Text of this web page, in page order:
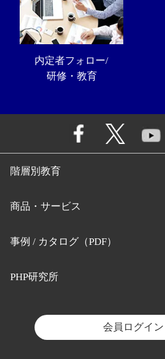
内定者フォロー/
研修・教育
階層別教育
商品・サービス
事例 / カタログ（PDF）
PHP研究所
会員ログイン